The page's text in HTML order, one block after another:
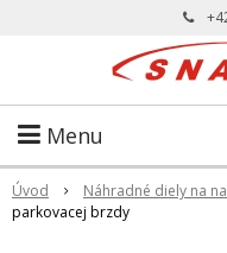
Menu
Úvod Náhradné diely na
parkovacej brzdy